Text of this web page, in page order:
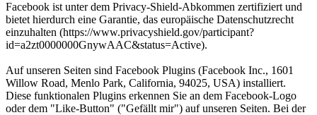
Facebook ist unter dem Privacy-Shield-Abkommen zertifiziert und
bietet hierdurch eine Garantie, das europäische Datenschutzrecht
einzuhalten (https://www.privacyshield.gov/participant?
id=a2zt0000000GnywAAC&status=Active).
Auf unseren Seiten sind Facebook Plugins (Facebook Inc., 1601
Willow Road, Menlo Park, California, 94025, USA) installiert.
Diese funktionalen Plugins erkennen Sie an dem Facebook-Logo
oder dem "Like-Button" ("Gefällt mir") auf unseren Seiten. Bei der